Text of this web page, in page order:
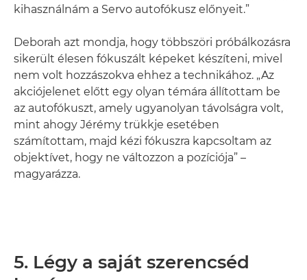
kihasználnám a Servo autofókusz előnyeit.”
Deborah azt mondja, hogy többszöri próbálkozásra
sikerült élesen fókuszált képeket készíteni, mivel
nem volt hozzászokva ehhez a technikához. „Az
akciójelenet előtt egy olyan témára állítottam be
az autofókuszt, amely ugyanolyan távolságra volt,
mint ahogy Jérémy trükkje esetében
számítottam, majd kézi fókuszra kapcsoltam az
objektívet, hogy ne változzon a pozíciója” –
magyarázza.
5. Légy a saját szerencséd